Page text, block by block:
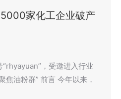
家化工企业破产
，受邀进入行业
油粉群” 前言 今年以来，